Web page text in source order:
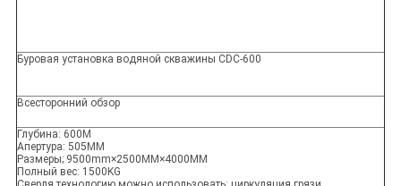
Буровая установка водяной скважины CDC-600
Всесторонний обзор
Глубина: 600M
Апертура: 505MM
Размеры; 9500mm×2500MM×4000MM
Полный вес: 1500KG